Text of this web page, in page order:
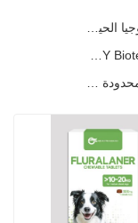
جينان GSY التكنولوجيا الحيوية المحدودة في معرض نانجينغ VIV